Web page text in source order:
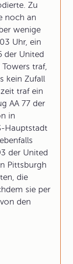
Zu
noch an
wenige
Uhr, ein
der United
traf,
kein Zufall
traf ein
AA 77 der
in
Hauptstadt
der United
Pittsburgh
die
sie per
den